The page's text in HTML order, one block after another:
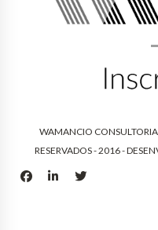
WAMANCIO CONSULTORIA
RESERVADOS - 2016 -